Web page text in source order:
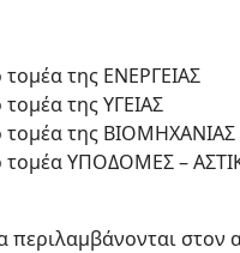
της ΕΝΕΡΓΕΙΑΣ
της ΥΓΕΙΑΣ
τομέα της ΒΙΟΜΗΧΑΝΙΑΣ
τομέα ΥΠΟΔΟΜΕΣ –
περιλαμβάνονται στον